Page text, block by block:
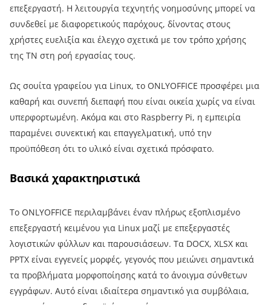
επεξεργαστή. Η λειτουργία τεχνητής νοημοσύνης μπορεί να
συνδεθεί με διαφορετικούς παρόχους, δίνοντας στους
χρήστες ευελιξία και έλεγχο σχετικά με τον τρόπο χρήσης
της ΤΝ στη ροή εργασίας τους.
Ως σουίτα γραφείου για Linux, το ONLYOFFICE προσφέρει μια
καθαρή και συνεπή διεπαφή που είναι οικεία χωρίς να είναι
υπερφορτωμένη. Ακόμα και στο Raspberry Pi, η εμπειρία
παραμένει συνεκτική και επαγγελματική, υπό την
προϋπόθεση ότι το υλικό είναι σχετικά πρόσφατο.
Βασικά χαρακτηριστικά
Το ONLYOFFICE περιλαμβάνει έναν πλήρως εξοπλισμένο
επεξεργαστή κειμένου για Linux μαζί με επεξεργαστές
λογιστικών φύλλων και παρουσιάσεων. Τα DOCX, XLSX και
PPTX είναι εγγενείς μορφές, γεγονός που μειώνει σημαντικά
τα προβλήματα μορφοποίησης κατά το άνοιγμα σύνθετων
εγγράφων. Αυτό είναι ιδιαίτερα σημαντικό για συμβόλαια,